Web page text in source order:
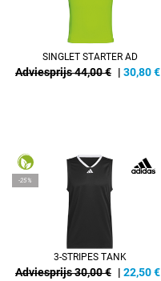
SINGLET STARTER AD
Adviesprijs 44,00 € | 30,80€
-25%
3-STRIPES TANK
Adviesprijs 30,00 € | 22,50€